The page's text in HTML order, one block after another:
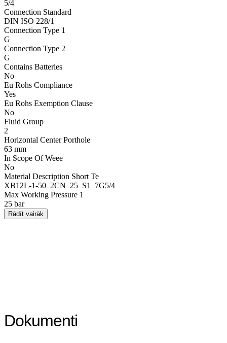
5/4
Connection Standard
DIN ISO 228/1
Connection Type 1
G
Connection Type 2
G
Contains Batteries
No
Eu Rohs Compliance
Yes
Eu Rohs Exemption Clause
No
Fluid Group
2
Horizontal Center Porthole
63 mm
In Scope Of Weee
No
Material Description Short Te
XB12L-1-50_2CN_25_S1_7G5/4
Max Working Pressure 1
25 bar
Rādīt vairāk
Dokumenti